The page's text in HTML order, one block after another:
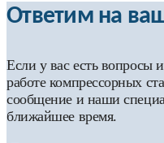
Ответим на
Если у вас есть вопросы
работе компрессорных
сообщение и наши
ближайшее время.